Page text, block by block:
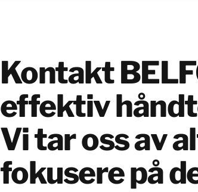
Kontakt
effektiv
Vi tar oss av
fokusere på